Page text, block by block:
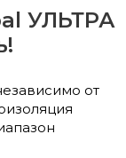
УЛЬТРА
от